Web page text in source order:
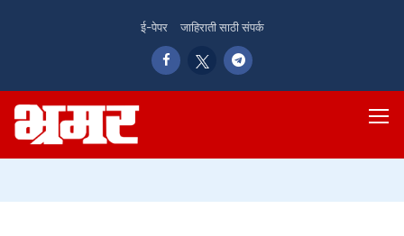
ई-पेपर जाहिराती साठी संपर्क